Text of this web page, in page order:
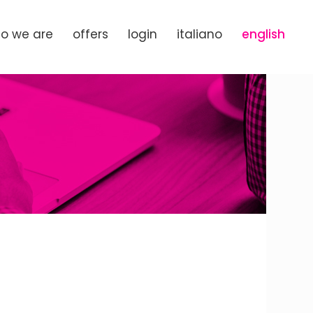
we are offers login italiano english